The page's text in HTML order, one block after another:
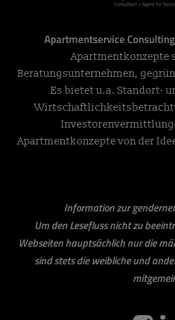
Apartmentservice Consulting
Apartmentkonzepte
Beratungsunternehmen,
Es bietet u.a. Standort-
Apartmentkonzepte von der
Information zur
Um den Lesefluss nicht zu
Webseiten hauptsächlich nur die
sind stets die weibliche und